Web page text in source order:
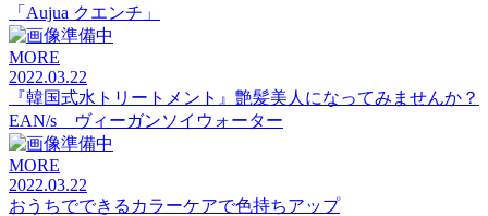
「Aujua クエンチ」
MORE
2022.03.22
『韓国式水トリートメント』艶髪美人になってみませんか？
EAN/s ヴィーガンソイウォーター
MORE
2022.03.22
おうちでできるカラーケアで色持ちアップ